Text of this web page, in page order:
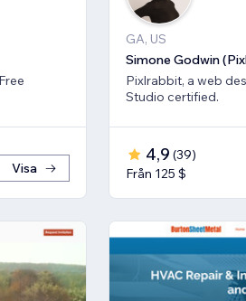
Visa
GA, US
Simone Godwin
Pixlrabbit, a web
Studio certified.
4,9 (39)
Från 125 $